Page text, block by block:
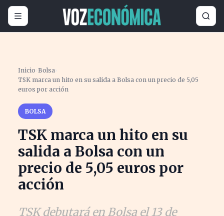
Inicio ›Bolsa›
TSK marca un hito en su salida a Bolsa con un precio de 5,05
euros por acción
BOLSA
TSK marca un hito en su
salida a Bolsa con un
precio de 5,05 euros por
acción
TSK debutará en Bolsa el 13 de